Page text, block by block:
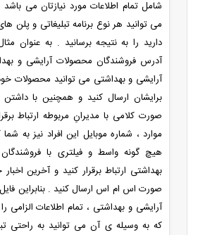
شامل تمام اطلاعات مورد نیازتان می
می توانید هر نوع برنامه تبلیغاتی و پلن
دارید را به نتیجه برسانید . به عنوان
آدرس فروشندگان محصولات آرایشی و
آرایشی و بهداشتی می توانید محصولات
برایشان ارسال کنید و همچنین با داشتن
صورت کلامی با مدیرانِ مربوطه ارتباط
موارد ، شماره موبایل این افراد نیز به
هیچ گونه واسط و فیلتری با
بهداشتی ارتباط برقرار کنید و آخرین اخبار
صورت اس ام اس ارسال کنید . بنابراین
آرایشی و بهداشتی ، تمام اطلاعات الزامی را
که به وسیله ی آن می توانید به راحتی